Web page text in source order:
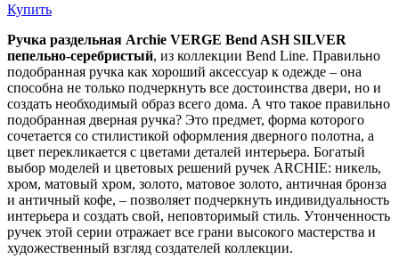
Купить
Ручка раздельная Archie VERGE Bend ASH SILVER
пепельно-серебристый, из коллекции Bend Line. Правильно
подобранная ручка как хороший аксессуар к одежде – она
способна не только подчеркнуть все достоинства двери, но и
создать необходимый образ всего дома. А что такое правильно
подобранная дверная ручка? Это предмет, форма которого
сочетается со стилистикой оформления дверного полотна, а
цвет перекликается с цветами деталей интерьера. Богатый
выбор моделей и цветовых решений ручек ARCHIE: никель,
хром, матовый хром, золото, матовое золото, античная бронза
и античный кофе, – позволяет подчеркнуть индивидуальность
интерьера и создать свой, неповторимый стиль. Утонченность
ручек этой серии отражает все грани высокого мастерства и
художественный взгляд создателей коллекции.